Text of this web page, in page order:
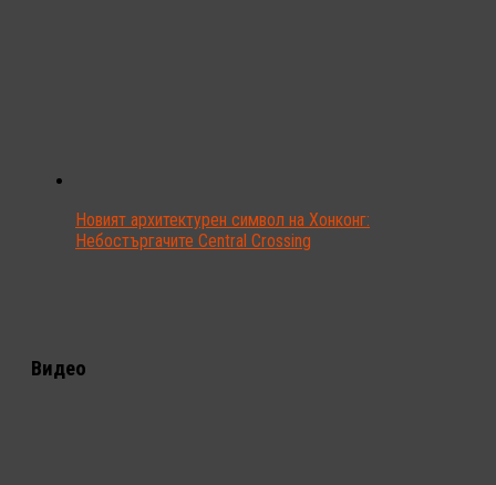
Новият архитектурен символ на Хонконг:
Небостъргачите Central Crossing
Видео